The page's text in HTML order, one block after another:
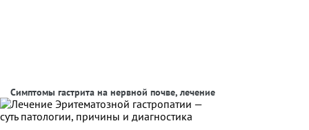
Симптомы гастрита на нервной почве, лечение